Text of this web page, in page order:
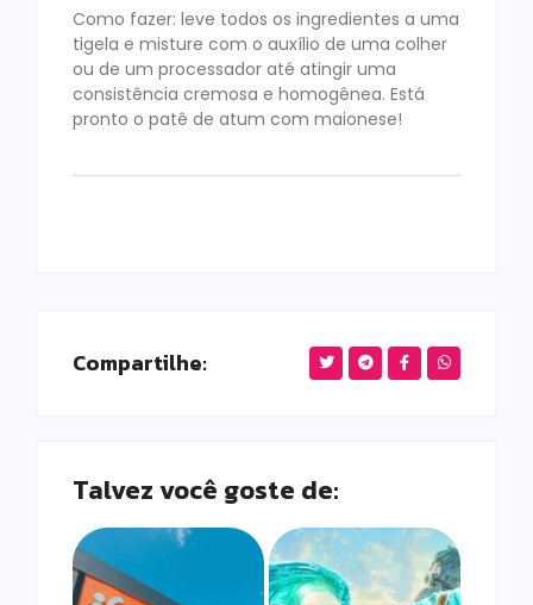
Como fazer: leve todos os ingredientes a uma
tigela e misture com o auxílio de uma colher
ou de um processador até atingir uma
consistência cremosa e homogênea. Está
pronto o patê de atum com maionese!
Compartilhe:
Talvez você goste de: